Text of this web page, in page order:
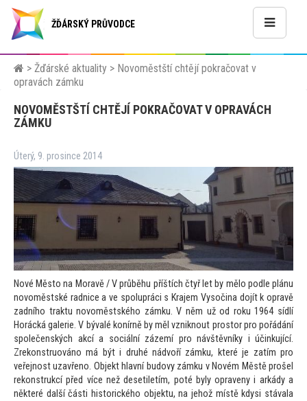
ŽĎÁRSKÝ PRŮVODCE
> Žďárské aktuality > Novoměstští chtějí pokračovat v
opravách zámku
NOVOMĚSTŠTÍ CHTĚJÍ POKRAČOVAT V OPRAVÁCH
ZÁMKU
Úterý, 9. prosince 2014
Nové Město na Moravě / V průběhu příštích čtyř let by mělo podle plánu
novoměstské radnice a ve spolupráci s Krajem Vysočina dojít k opravě
zadního traktu novoměstského zámku. V něm už od roku 1964 sídlí
Horácká galerie. V bývalé konírně by měl vzniknout prostor pro pořádání
společenských akcí a sociální zázemí pro návštěvníky i účinkující.
Zrekonstruováno má být i druhé nádvoří zámku, které je zatím pro
veřejnost uzavřeno. Objekt hlavní budovy zámku v Novém Městě prošel
rekonstrukcí před více než desetiletím, poté byly opraveny i arkády a
některé další části historického objektu, na jehož místě kdysi stávala